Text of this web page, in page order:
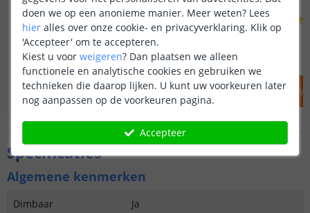
(2 reviews)
OP VOORRAAD 54,95
IN WINKELWAGEN IN
Specificaties
Algemene kenmerken
Dimbaar
Ja
doen we op een anonieme manier. Meer weten? Lees
hier alles over onze cookie- en privacyverklaring. Klik op
'Accepteer' om te accepteren.
Kiest u voor weigeren? Dan plaatsen we alleen
functionele en analytische cookies en gebruiken we
technieken die daarop lijken. U kunt uw voorkeuren later
nog aanpassen op de voorkeuren pagina.
Accepteer